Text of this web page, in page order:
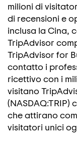
milioni di
di recensioni e
inclusa la Cina,
TripAdvisor
TripAdvisor for
contatto i
ricettivo con i
visitano
che attirano
visitatori unici